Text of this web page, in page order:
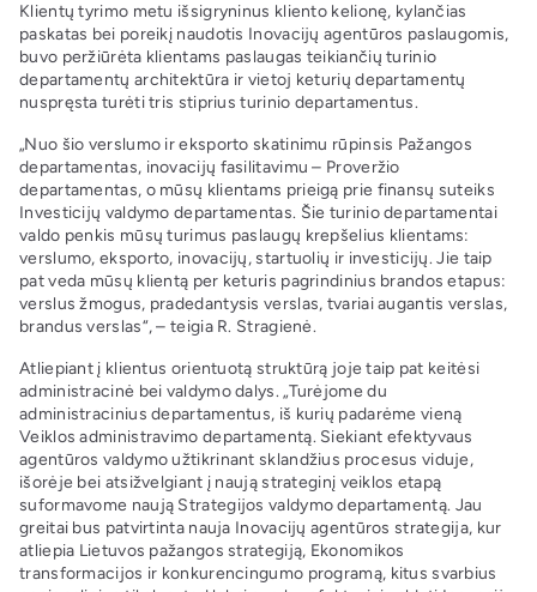
Klientų tyrimo metu išsigryninus kliento kelionę, kylančias
paskatas bei poreikį naudotis Inovacijų agentūros paslaugomis,
buvo peržiūrėta klientams paslaugas teikiančių turinio
departamentų architektūra ir vietoj keturių departamentų
nuspręsta turėti tris stiprius turinio departamentus.
„Nuo šio verslumo ir eksporto skatinimu rūpinsis Pažangos
departamentas, inovacijų fasilitavimu – Proveržio
departamentas, o mūsų klientams prieigą prie finansų suteiks
Investicijų valdymo departamentas. Šie turinio departamentai
valdo penkis mūsų turimus paslaugų krepšelius klientams:
verslumo, eksporto, inovacijų, startuolių ir investicijų. Jie taip
pat veda mūsų klientą per keturis pagrindinius brandos etapus:
verslus žmogus, pradedantysis verslas, tvariai augantis verslas,
brandus verslas“, – teigia R. Stragienė.
Atliepiant į klientus orientuotą struktūrą joje taip pat keitėsi
administracinė bei valdymo dalys. „Turėjome du
administracinius departamentus, iš kurių padarėme vieną
Veiklos administravimo departamentą. Siekiant efektyvaus
agentūros valdymo užtikrinant sklandžius procesus viduje,
išorėje bei atsižvelgiant į naują strateginį veiklos etapą
suformavome naują Strategijos valdymo departamentą. Jau
greitai bus patvirtinta nauja Inovacijų agentūros strategija, kur
atliepia Lietuvos pažangos strategiją, Ekonomikos
transformacijos ir konkurencingumo programą, kitus svarbius